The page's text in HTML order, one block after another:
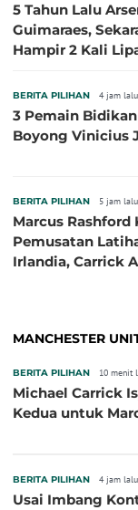
5 Tahun Lalu
Guimaraes,
Hampir 2 Kali
BERITA PILIHAN 4 jam lalu
3 Pemain
Boyong Vinicius
BERITA PILIHAN 5 jam lalu
Marcus
Pemusatan
Irlandia, Carrick
MANCHESTER
BERITA PILIHAN 10 menit
Michael Carrick
Kedua untuk
BERITA PILIHAN 4 jam lalu
Usai Imbang